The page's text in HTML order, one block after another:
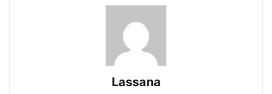
Lassana